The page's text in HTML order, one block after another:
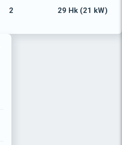
2
29 Hk (21 kW)